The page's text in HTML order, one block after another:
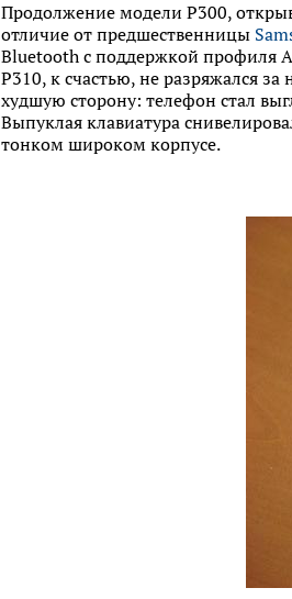
Продолжение модели P300,
отличие от предшественницы
Bluetooth с поддержкой профиля
P310, к счастью, не разряжался
худшую сторону: телефон стал
Выпуклая клавиатура
тонком широком корпусе.